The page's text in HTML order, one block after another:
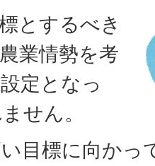
とするべき
業情勢を考
定となっ
せん。
目標に向かっ